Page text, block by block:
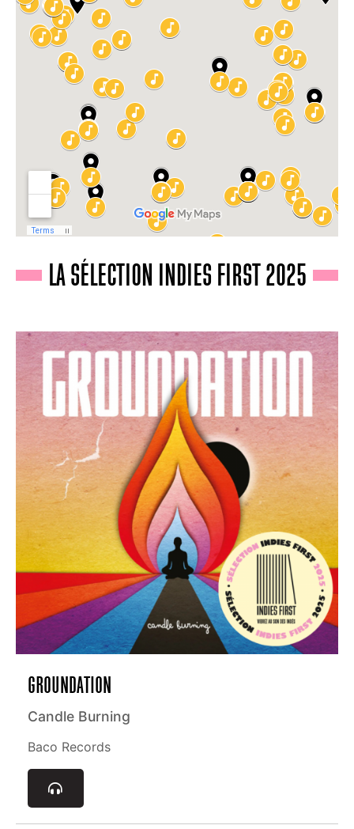
LA SÉLECTION INDIES FIRST 2025
GROUNDATION
Candle Burning
Baco Records